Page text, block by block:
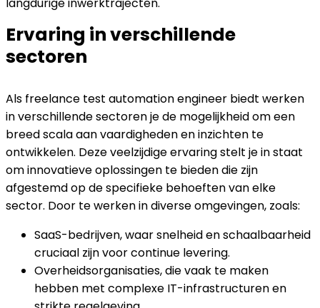
Ervaring in verschillende
sectoren
Als freelance test automation engineer biedt werken
in verschillende sectoren je de mogelijkheid om een
breed scala aan vaardigheden en inzichten te
ontwikkelen. Deze veelzijdige ervaring stelt je in staat
om innovatieve oplossingen te bieden die zijn
afgestemd op de specifieke behoeften van elke
sector. Door te werken in diverse omgevingen, zoals:
SaaS-bedrijven, waar snelheid en schaalbaarheid
cruciaal zijn voor continue levering.
Overheidsorganisaties, die vaak te maken
hebben met complexe IT-infrastructuren en